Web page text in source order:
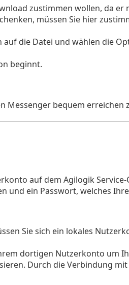
zustimmen wollen, da er
müssen Sie hier
auf die Datei und wählen die
beginnt.
Messenger bequem erreichen
auf dem Agilogik
und ein Passwort, welches
Sie sich ein lokales
dortigen Nutzerkonto um
Durch die Verbindung